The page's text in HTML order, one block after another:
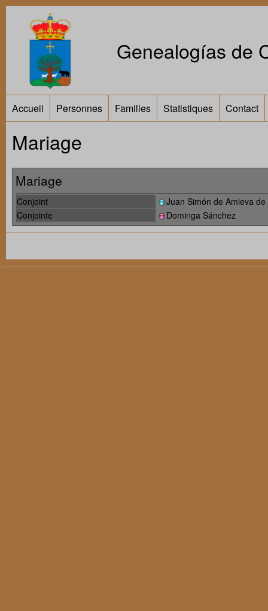
Genealogías de
Accueil Personnes Familles Statistiques Contact
Mariage
Mariage
Conjoint
Juan Simón de Amieva de
Conjointe
Dominga Sánchez